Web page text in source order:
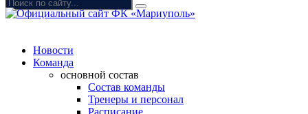
Новости
Команда
основной состав
Состав команды
Тренеры и персонал
Расписание